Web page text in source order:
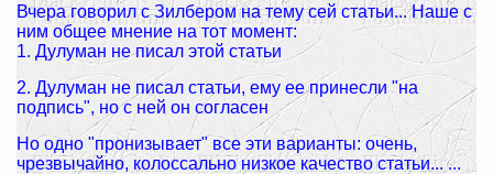
Вчера говорил с Зилбером на тему сей статьи... Наше с
ним общее мнение на тот момент:
1. Дулуман не писал этой статьи
2. Дулуман не писал статьи, ему ее принесли "на
подпись", но с ней он согласен
Но одно "пронизывает" все эти варианты: очень,
чрезвычайно, колоссально низкое качество статьи... ...